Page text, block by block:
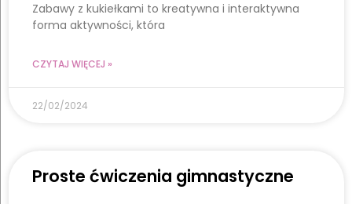
Zabawy z kukiełkami to kreatywna i interaktywna
forma aktywności, która
CZYTAJ WIĘCEJ »
22/02/2024
Proste ćwiczenia gimnastyczne